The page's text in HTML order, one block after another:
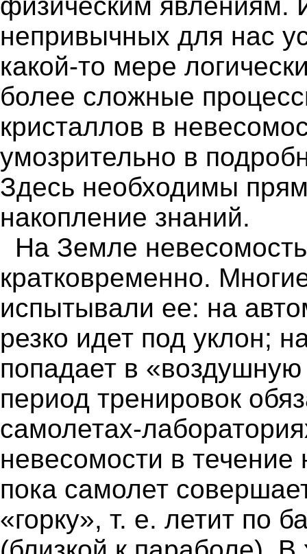
непривычных для нас
какой-то мере
более сложные
кристаллов в
умозрительно в
Здесь необходимы
накопление знаний.
На Земле
кратковременно.
испытывали ее: на
резко идет под уклон;
попадает в
период тренировок
самолетах-
невесомости в течение
пока самолет
«горку», т. е. летит по